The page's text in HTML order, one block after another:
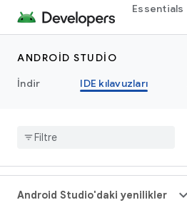
Essentials
ANDROID STUDIO
İndir
IDE kılavuzları
Android Studio'daki yenilikler